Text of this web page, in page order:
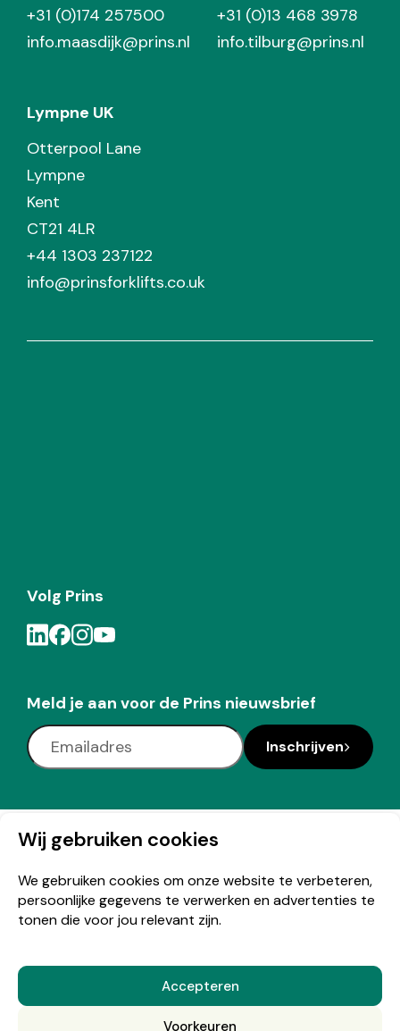
Wij gebruiken cookies
We gebruiken cookies om onze website te verbeteren,
persoonlijke gegevens te verwerken en advertenties te
tonen die voor jou relevant zijn.
Accepteren
Voorkeuren
+31 (0)174 257500
info.maasdijk@prins.nl
+31 (0)13 468 3978
info.tilburg@prins.nl
Lympne UK
Otterpool Lane
Lympne
Kent
CT21 4LR
+44 1303 237122
info@prinsforklifts.co.uk
Volg Prins
Meld je aan voor de Prins nieuwsbrief
Inschrijven
© Copyright 2026 Prins
Nederlands
English(Engels)